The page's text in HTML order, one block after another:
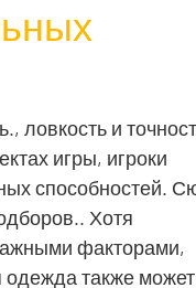
ловкость и
игры, игроки
способностей.
Хотя
факторами,
также может